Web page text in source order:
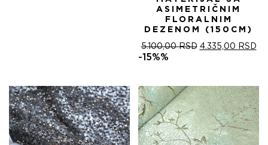
ASIMETRIČNIM
FLORALNIM
DEZENOM (150CM)
5.100,00RSD ОРИГИНАЛНА
5.100,00 RSD.
4.335,00 RSD
-15%%